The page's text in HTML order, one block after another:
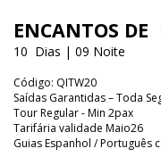
ENCANTOS
10 Dias | 09 Noite
Código: QITW20
Saídas Garantidas – Toda
Tour Regular - Min 2pax
Tarifária validade Maio26
Guias Espanhol /